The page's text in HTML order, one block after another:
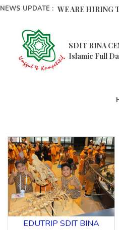
NEWS UPDATE :
9 Cara
Ekstrakurikuler
Pesantren Kilat
BERHIAS
WE ARE HIRING
SDIT BINA
Islamic Full
EDUTRIP SDIT BINA